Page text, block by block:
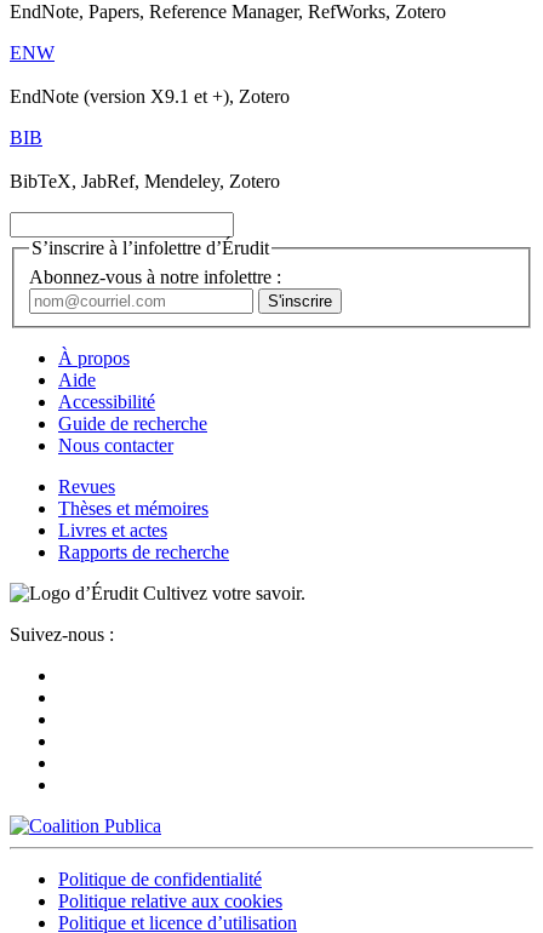
EndNote, Papers, Reference Manager, RefWorks, Zotero
ENW
EndNote (version X9.1 et +), Zotero
BIB
BibTeX, JabRef, Mendeley, Zotero
S’inscrire à l’infolettre d’Érudit
Abonnez-vous à notre infolettre :
À propos
Aide
Accessibilité
Guide de recherche
Nous contacter
Revues
Thèses et mémoires
Livres et actes
Rapports de recherche
Cultivez votre savoir.
Suivez-nous :
Politique de confidentialité
Politique relative aux cookies
Politique et licence d’utilisation